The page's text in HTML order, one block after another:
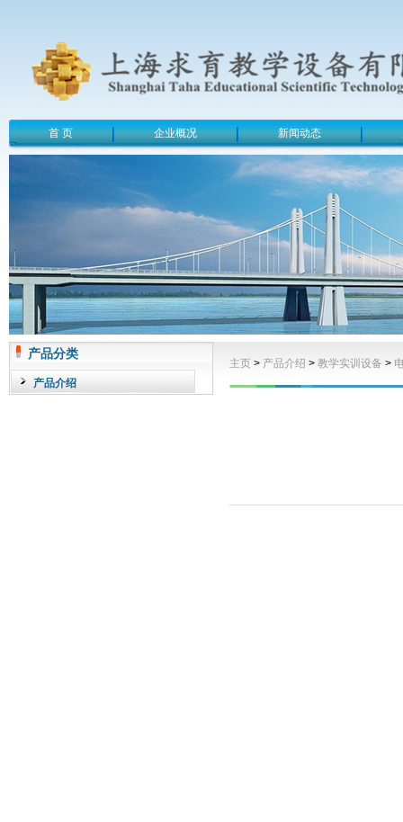
首 页 企业概况 新闻动态
产品分类
产品介绍
主页 > 产品介绍 > 教学实训设备 >